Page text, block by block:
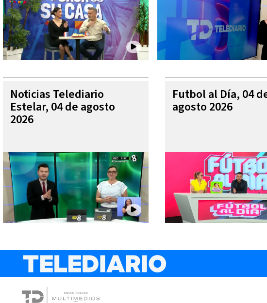
Noticias Telediario
Estelar, 04 de agosto
2026
Futbol al Día, 04
agosto 2026